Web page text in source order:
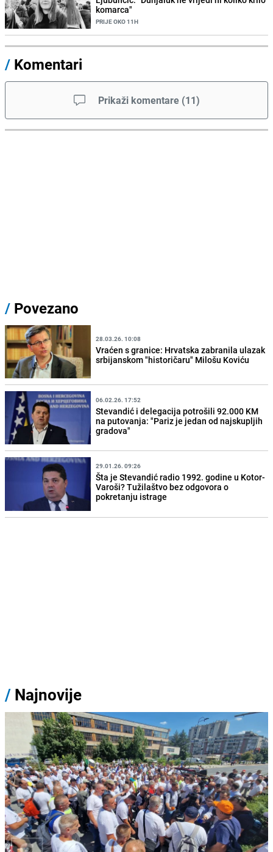
komarca"
PRIJE OKO 11H
/ Komentari
Prikaži komentare (11)
/ Povezano
28.03.26. 10:08
Vraćen s granice: Hrvatska zabranila ulazak
srbijanskom "historičaru" Milošu Koviću
06.02.26. 17:52
Stevandić i delegacija potrošili 92.000 KM
na putovanja: "Pariz je jedan od najskupljih
gradova"
29.01.26. 09:26
Šta je Stevandić radio 1992. godine u Kotor-
Varoši? Tužilaštvo bez odgovora o
pokretanju istrage
/ Najnovije